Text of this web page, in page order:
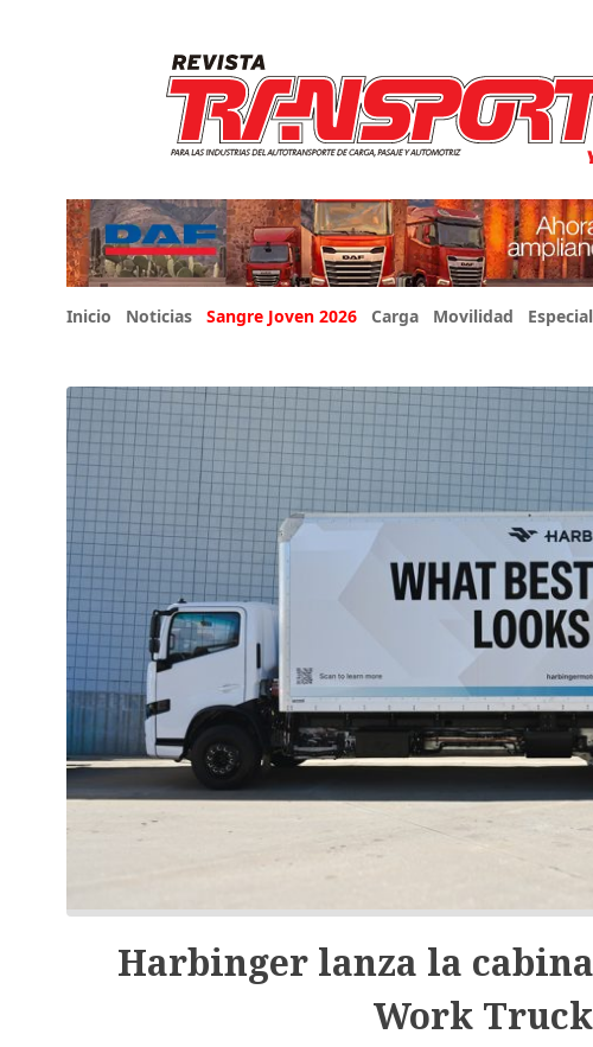
Inicio Noticias Sangre Joven 2026 Carga Movilidad
Harbinger lanza la
Work